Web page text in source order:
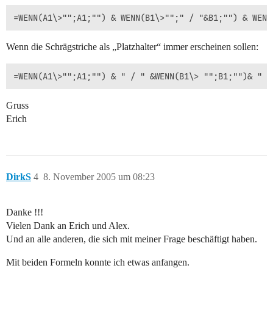
Wenn die Schrägstriche als „Platzhalter“ immer erscheinen sollen:
Gruss
Erich
DirkS 8. November 2005 um 08:23
4
Danke !!!
Vielen Dank an Erich und Alex.
Und an alle anderen, die sich mit meiner Frage beschäftigt haben.
Mit beiden Formeln konnte ich etwas anfangen.